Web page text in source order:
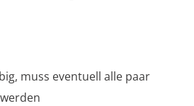
muss eventuell alle paar